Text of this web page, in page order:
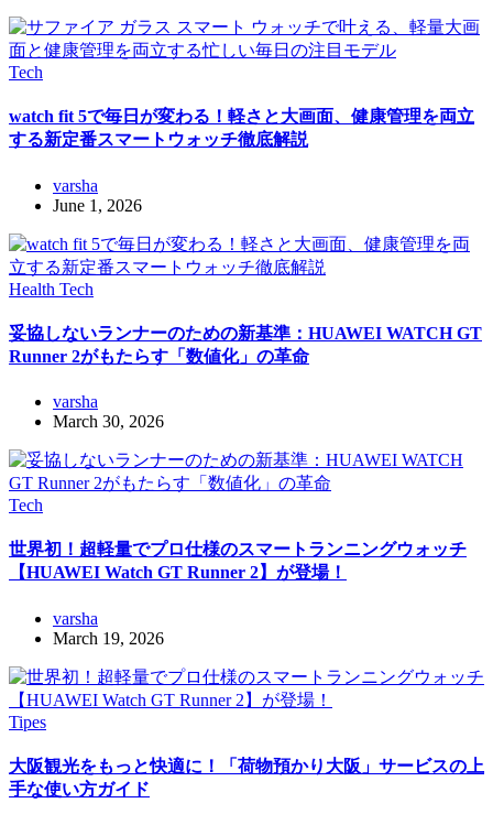
Tech
watch fit 5で毎日が変わる！軽さと大画面、健康管理を両立
する新定番スマートウォッチ徹底解説
varsha
June 1, 2026
Health Tech
妥協しないランナーのための新基準：HUAWEI WATCH GT
Runner 2がもたらす「数値化」の革命
varsha
March 30, 2026
Tech
世界初！超軽量でプロ仕様のスマートランニングウォッチ
【HUAWEI Watch GT Runner 2】が登場！
varsha
March 19, 2026
Tipes
大阪観光をもっと快適に！「荷物預かり大阪」サービスの上
手な使い方ガイド